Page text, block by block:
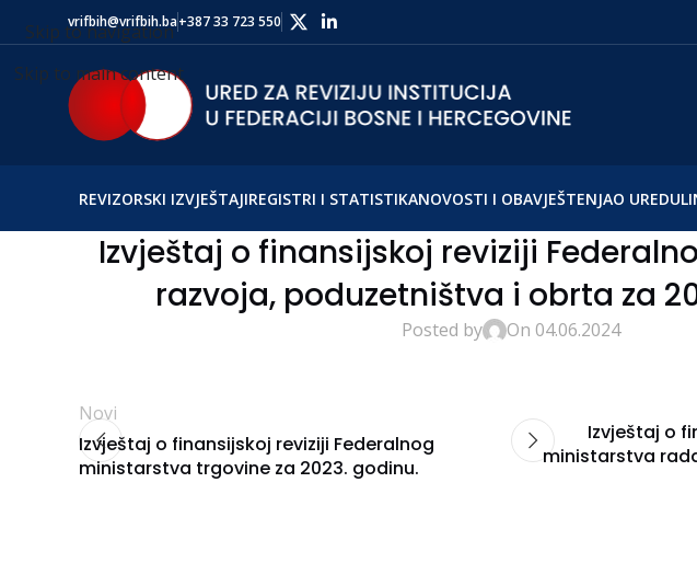
Skip to navigation
Skip to main content
vrifbih@vrifbih.ba+387 33 723 550
REVIZORSKI IZVJEŠTAJIREGISTRI I STATISTIKANOVOSTI I OBAVJEŠTENJAO UREDU
Izvještaj o finansijskoj reviziji
razvoja, poduzetništva i obrta za
Posted by On 04.06.2024
Novi
Izvještaj o finansijskoj reviziji Federalnog
ministarstva trgovine za 2023. godinu.
Izvještaj o
ministarstva